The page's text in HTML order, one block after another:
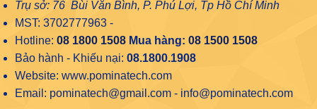
Trụ sở: 76 Bùi Văn Bình, P. Phú Lợi, Tp Hồ Chí Minh
MST: 3702777963 -
Hotline: 08 1800 1508Mua hàng: 08 1500 1508
Bảo hành - Khiếu nại: 08.1800.1908
Website: www.pominatech.com
Email: pominatech@gmail.com - info@pominatech.com